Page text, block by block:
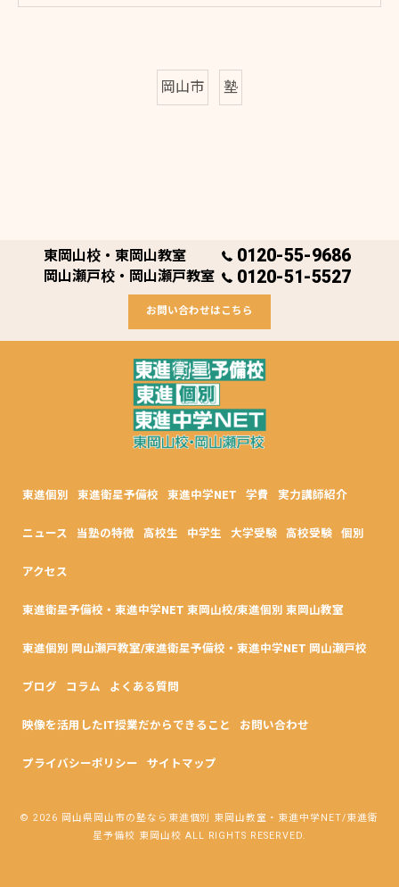
岡山市 塾
0120-55-9686
東岡山校・東岡山教室
0120-51-5527
岡山瀬戸校・岡山瀬戸教室
お問い合わせはこちら
東進個別 東進衛星予備校 東進中学NET 学費 実力講師紹介
ニュース 当塾の特徴 高校生 中学生 大学受験 高校受験 個別
アクセス
東進衛星予備校・東進中学NET 東岡山校/東進個別 東岡山教室
東進個別 岡山瀬戸教室/東進衛星予備校・東進中学NET 岡山瀬戸校
ブログ コラム よくある質問
映像を活用したIT授業だからできること お問い合わせ
プライバシーポリシー サイトマップ
© 2026 岡山県岡山市の塾なら東進個別 東岡山教室・東進中学NET/東進衛
星予備校 東岡山校 ALL RIGHTS RESERVED.